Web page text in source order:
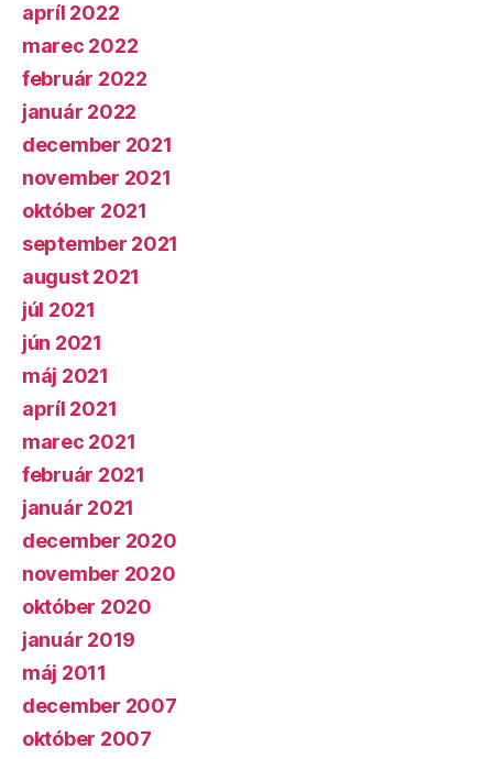
apríl 2022
marec 2022
február 2022
január 2022
december 2021
november 2021
október 2021
september 2021
august 2021
júl 2021
jún 2021
máj 2021
apríl 2021
marec 2021
február 2021
január 2021
december 2020
november 2020
október 2020
január 2019
máj 2011
december 2007
október 2007